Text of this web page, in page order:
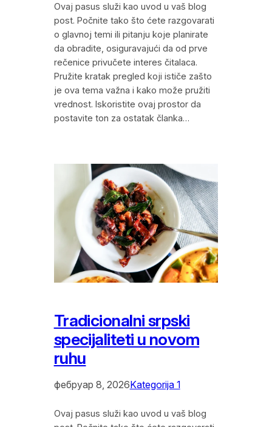
Ovaj pasus služi kao uvod u vaš blog
post. Počnite tako što ćete razgovarati
o glavnoj temi ili pitanju koje planirate
da obradite, osiguravajući da od prve
rečenice privučete interes čitalaca.
Pružite kratak pregled koji ističe zašto
je ova tema važna i kako može pružiti
vrednost. Iskoristite ovaj prostor da
postavite ton za ostatak članka…
Tradicionalni srpski
specijaliteti u novom
ruhu
фебруар 8, 2026Kategorija 1
Ovaj pasus služi kao uvod u vaš blog